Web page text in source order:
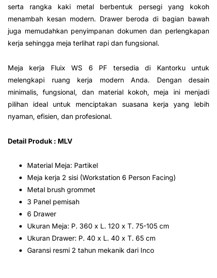
serta rangka kaki metal berbentuk persegi yang kokoh
menambah kesan modern. Drawer beroda di bagian bawah
juga memudahkan penyimpanan dokumen dan perlengkapan
kerja sehingga meja terlihat rapi dan fungsional.
Meja kerja Fluix WS 6 PF tersedia di Kantorku untuk
melengkapi ruang kerja modern Anda. Dengan desain
minimalis, fungsional, dan material kokoh, meja ini menjadi
pilihan ideal untuk menciptakan suasana kerja yang lebih
nyaman, efisien, dan profesional.
Detail Produk : MLV
Material Meja: Partikel
Meja kerja 2 sisi (Workstation 6 Person Facing)
Metal brush grommet
3 Panel pemisah
6 Drawer
Ukuran Meja: P. 360 x L. 120 x T. 75-105 cm
Ukuran Drawer: P. 40 x L. 40 x T. 65 cm
Garansi resmi 2 tahun mekanik dari Inco